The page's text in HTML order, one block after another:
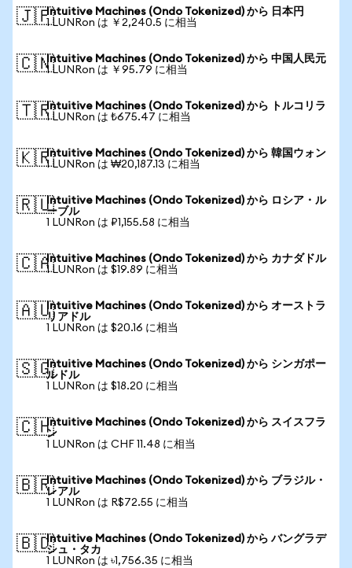
🇯🇵Intuitive Machines (Ondo Tokenized) から 日本円
1 LUNRon は ￥2,240.5 に相当
🇨🇳Intuitive Machines (Ondo Tokenized) から 中国人民元
1 LUNRon は ￥95.79 に相当
🇹🇷Intuitive Machines (Ondo Tokenized) から トルコリラ
1 LUNRon は ₺675.47 に相当
🇰🇷Intuitive Machines (Ondo Tokenized) から 韓国ウォン
1 LUNRon は ₩20,187.13 に相当
🇷🇺Intuitive Machines (Ondo Tokenized) から ロシア・ル
ーブル
1 LUNRon は ₽1,155.58 に相当
🇨🇦Intuitive Machines (Ondo Tokenized) から カナダドル
1 LUNRon は $19.89 に相当
🇦🇺Intuitive Machines (Ondo Tokenized) から オーストラ
リアドル
1 LUNRon は $20.16 に相当
🇸🇬Intuitive Machines (Ondo Tokenized) から シンガポー
ルドル
1 LUNRon は $18.20 に相当
🇨🇭Intuitive Machines (Ondo Tokenized) から スイスフラ
ン
1 LUNRon は CHF 11.48 に相当
🇧🇷Intuitive Machines (Ondo Tokenized) から ブラジル・
レアル
1 LUNRon は R$72.55 に相当
🇧🇩Intuitive Machines (Ondo Tokenized) から バングラデ
シュ・タカ
1 LUNRon は ৳1,756.35 に相当